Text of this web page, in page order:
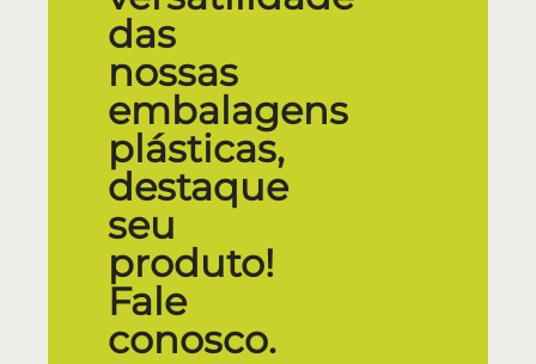
das
nossas
embalagens
plásticas,
destaque
seu
produto!
Fale
conosco.